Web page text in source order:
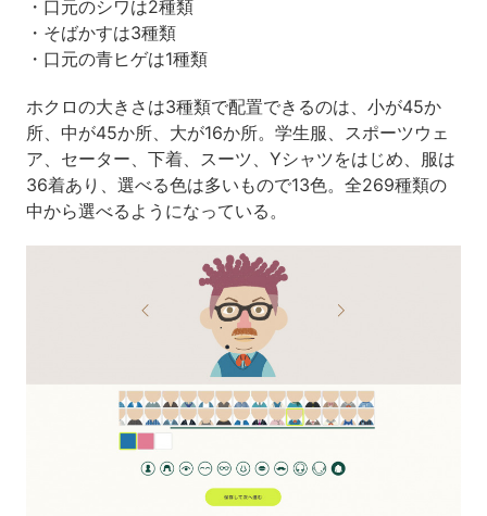
・口元のシワは2種類
・そばかすは3種類
・口元の青ヒゲは1種類
ホクロの大きさは3種類で配置できるのは、小が45か
所、中が45か所、大が16か所。学生服、スポーツウェ
ア、セーター、下着、スーツ、Yシャツをはじめ、服は
36着あり、選べる色は多いもので13色。全269種類の
中から選べるようになっている。